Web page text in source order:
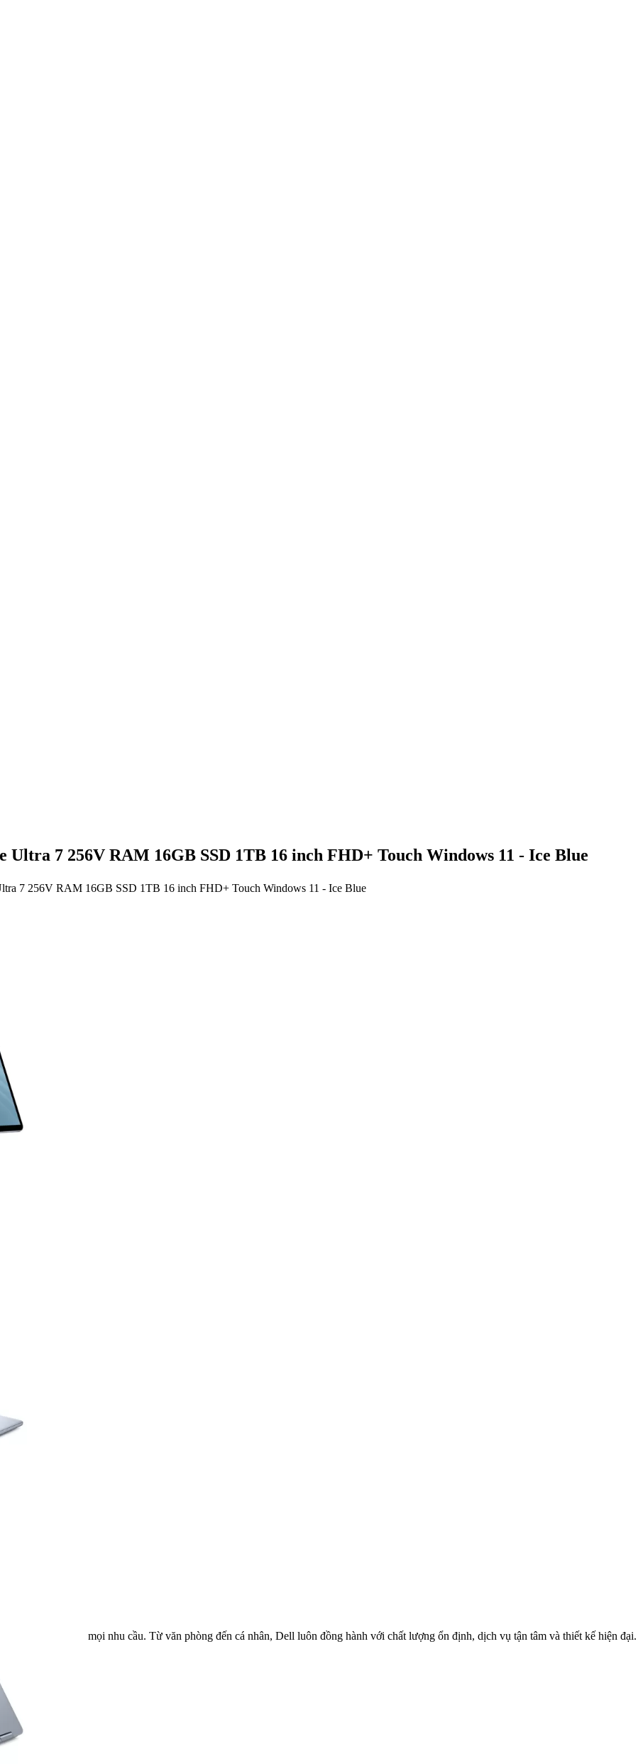
Ultra 7 256V RAM 16GB SSD 1TB 16 inch FHD+ Touch Windows 11 - Ice Blue
7 256V RAM 16GB SSD 1TB 16 inch FHD+ Touch Windows 11 - Ice Blue
và mạnh mẽ cho mọi nhu cầu. Từ văn phòng đến cá nhân, Dell luôn đồng hành với chất lượng ổn định, dịch vụ tận tâm và thiết kế hiện đại.
GHz)